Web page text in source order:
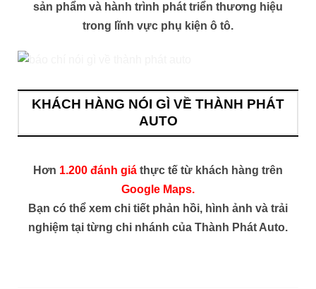
sản phẩm và hành trình phát triển thương hiệu
trong lĩnh vực phụ kiện ô tô.
KHÁCH HÀNG NÓI GÌ VỀ THÀNH PHÁT
AUTO
Hơn 1.200 đánh giá thực tế từ khách hàng trên
Google Maps.
Bạn có thể xem chi tiết phản hồi, hình ảnh và trải
nghiệm tại từng chi nhánh của Thành Phát Auto.